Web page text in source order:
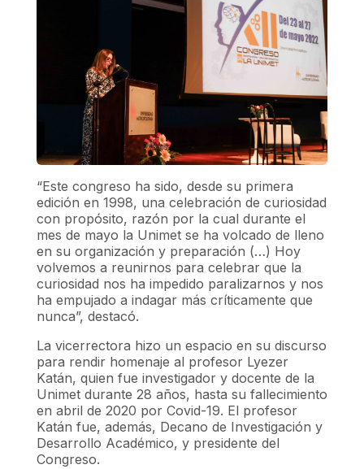
“Este congreso ha sido, desde su primera
edición en 1998, una celebración de curiosidad
con propósito, razón por la cual durante el
mes de mayo la Unimet se ha volcado de lleno
en su organización y preparación (…) Hoy
volvemos a reunirnos para celebrar que la
curiosidad nos ha impedido paralizarnos y nos
ha empujado a indagar más críticamente que
nunca”, destacó.
La vicerrectora hizo un espacio en su discurso
para rendir homenaje al profesor Lyezer
Katán, quien fue investigador y docente de la
Unimet durante 28 años, hasta su fallecimiento
en abril de 2020 por Covid-19. El profesor
Katán fue, además, Decano de Investigación y
Desarrollo Académico, y presidente del
Congreso.